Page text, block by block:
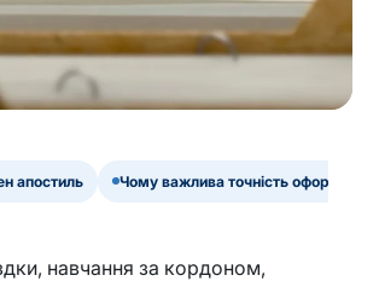
апостиль Чому важлива точність
навчання за кордоном,